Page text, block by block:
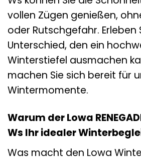
vollen Zügen genießen,
oder Rutschgefahr. Erleben
Unterschied, den ein
Winterstiefel ausmachen
machen Sie sich bereit für
Wintermomente.
Warum der Lowa
Ws Ihr idealer
Was macht den Lowa